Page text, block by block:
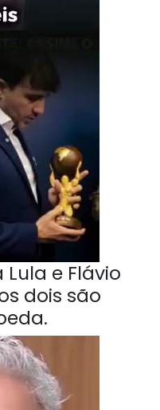
e Flávio
dois são